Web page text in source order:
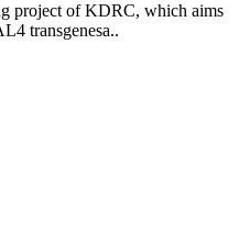
project of KDRC, which aims
transgenesa..